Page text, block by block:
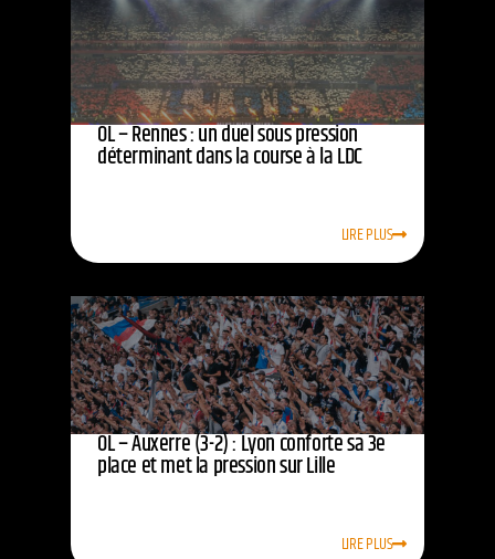
OL – Rennes : un duel sous pression
déterminant dans la course à la LDC
LIRE PLUS
OL – Auxerre (3-2) : Lyon conforte sa 3e
place et met la pression sur Lille
LIRE PLUS